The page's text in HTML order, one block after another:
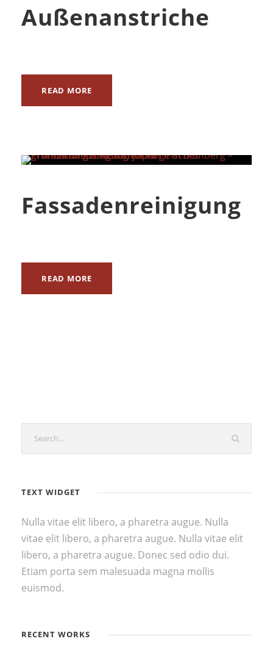
Außenanstriche
READ MORE
Fassadenreinigung
READ MORE
TEXT WIDGET
Nulla vitae elit libero, a pharetra augue. Nulla
vitae elit libero, a pharetra augue. Nulla vitae elit
libero, a pharetra augue. Donec sed odio dui.
Etiam porta sem malesuada magna mollis
euismod.
RECENT WORKS